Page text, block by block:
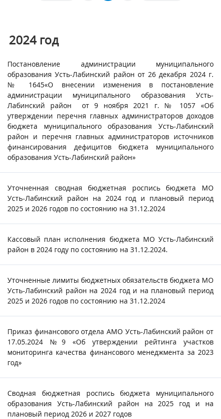
2024год
Постановление администрации муниципального
образования Усть-Лабинский район от 26 декабря 2024 г.
№ 1645«О внесении изменения в постановление
администрации муниципального образования Усть-
Лабинский район от 9 ноября 2021 г. № 1057 «Об
утверждении перечня главных администраторов доходов
бюджета муниципального образования Усть-Лабинский
район и перечня главных администраторов источников
финансирования дефицитов бюджета муниципального
образования Усть-Лабинский район»
Уточненная сводная бюджетная роспись бюджета МО
Усть-Лабинский район на 2024 год и плановый период
2025 и 2026 годов по состоянию на 31.12.2024
Кассовый план исполнения бюджета МО Усть-Лабинский
район в 2024 году по состоянию на 31.12.2024.
Уточненные лимиты бюджетных обязательств бюджета МО
Усть-Лабинский район на 2024 год и на плановый период
2025 и 2026 годов по состоянию на 31.12.2024
Приказ финансового отдела АМО Усть-Лабинский район от
17.05.2024 №9 «Об утверждении рейтинга участков
мониторинга качества финансового менеджмента за 2023
год»
Сводная бюджетная роспись бюджета муниципального
образования Усть-Лабинский район на 2025 год и на
плановый период 2026 и 2027 годов